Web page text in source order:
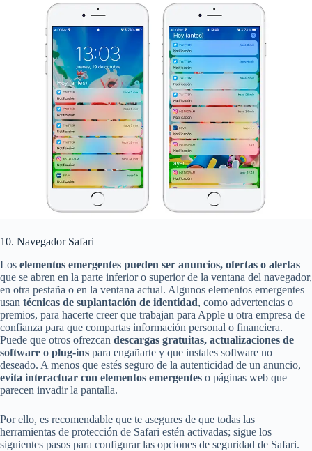
10. Navegador Safari
Los elementos emergentes pueden ser anuncios, ofertas o alertas
que se abren en la parte inferior o superior de la ventana del navegador,
en otra pestaña o en la ventana actual. Algunos elementos emergentes
usan técnicas de suplantación de identidad, como advertencias o
premios, para hacerte creer que trabajan para Apple u otra empresa de
confianza para que compartas información personal o financiera.
Puede que otros ofrezcan descargas gratuitas, actualizaciones de
software o plug-ins para engañarte y que instales software no
deseado. A menos que estés seguro de la autenticidad de un anuncio,
evita interactuar con elementos emergentes o páginas web que
parecen invadir la pantalla.
Por ello, es recomendable que te asegures de que todas las
herramientas de protección de Safari estén activadas; sigue los
siguientes pasos para configurar las opciones de seguridad de Safari.